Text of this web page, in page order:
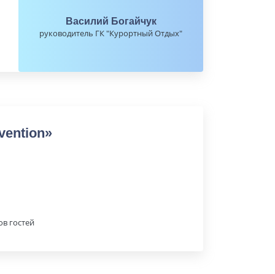
Василий Богайчук
руководитель ГК "Курортный Отдых"
гостей